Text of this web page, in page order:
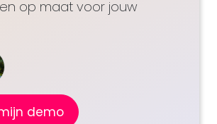
op maat voor jouw
demo